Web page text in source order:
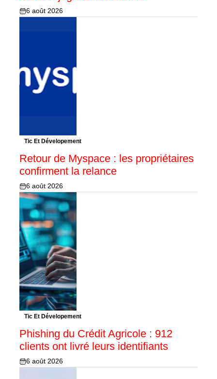
6 août 2026
Tic Et Dévelopement
Retour de Myspace : les propriétaires
confirment la relance
6 août 2026
Tic Et Dévelopement
Phishing du Crédit Agricole : 912
clients ont livré leurs identifiants
6 août 2026